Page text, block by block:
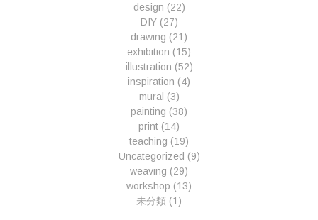
design (22)
DIY(27)
drawing (21)
exhibition (15)
illustration (52)
inspiration (4)
mural (3)
painting (38)
print (14)
teaching (19)
Uncategorized (9)
weaving (29)
workshop (13)
未分類 (1)